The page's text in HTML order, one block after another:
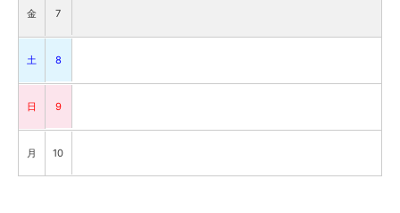
金 7
土 8
日 9
月 10